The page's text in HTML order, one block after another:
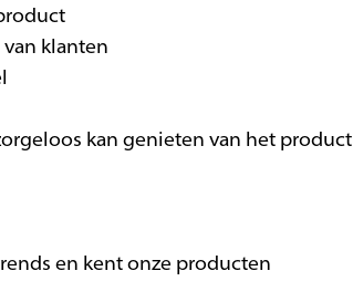
klanten
kan genieten van het product
en kent onze producten